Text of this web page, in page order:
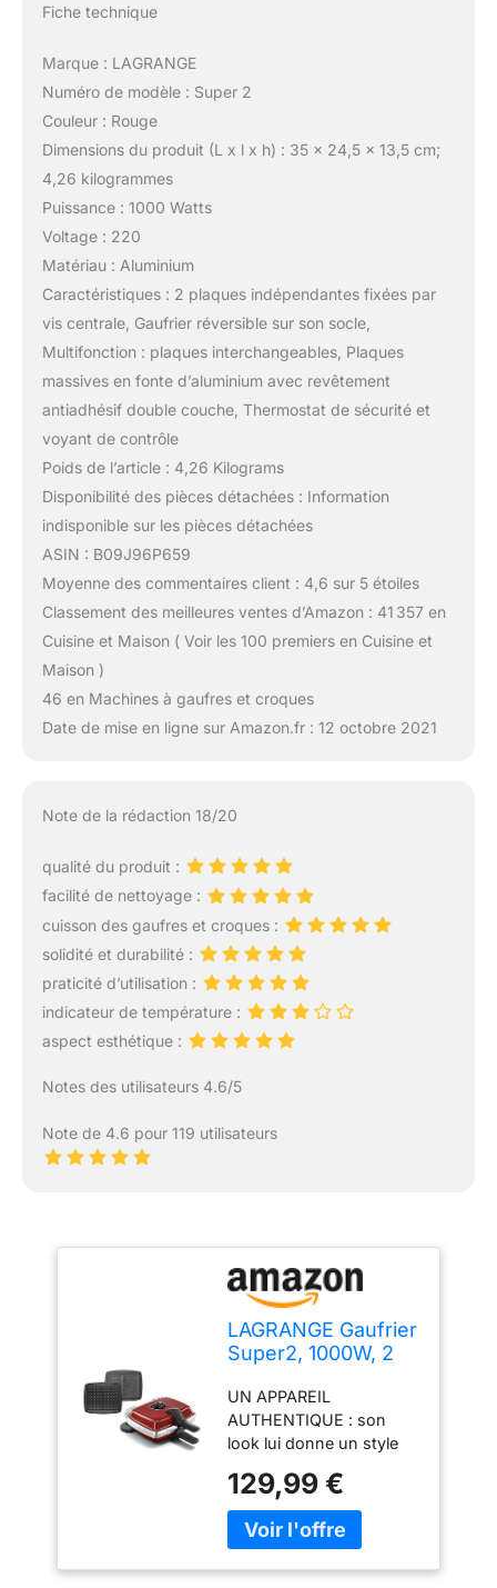
Fiche technique
Marque : LAGRANGE
Numéro de modèle : Super 2
Couleur : Rouge
Dimensions du produit (L x l x h) : 35 x 24,5 x 13,5 cm;
4,26 kilogrammes
Puissance : 1000 Watts
Voltage : 220
Matériau : Aluminium
Caractéristiques : 2 plaques indépendantes fixées par
vis centrale, Gaufrier réversible sur son socle,
Multifonction : plaques interchangeables, Plaques
massives en fonte d’aluminium avec revêtement
antiadhésif double couche, Thermostat de sécurité et
voyant de contrôle
Poids de l’article : 4,26 Kilograms
Disponibilité des pièces détachées : Information
indisponible sur les pièces détachées
ASIN : B09J96P659
Moyenne des commentaires client : 4,6 sur 5 étoiles
Classement des meilleures ventes d’Amazon : 41 357 en
Cuisine et Maison ( Voir les 100 premiers en Cuisine et
Maison )
46 en Machines à gaufres et croques
Date de mise en ligne sur Amazon.fr : 12 octobre 2021
Note de la rédaction 18/20
qualité du produit :
facilité de nettoyage :
cuisson des gaufres et croques :
solidité et durabilité :
praticité d’utilisation :
indicateur de température :
aspect esthétique :
Notes des utilisateurs 4.6/5
Note de 4.6 pour 119 utilisateurs
LAGRANGE Gaufrier
Super2, 1000W, 2
inclus (Gaufre &
Croque-Monsieur),
Fabriqué en France,
Réversible sur son
socle, Plaques
amovibles,
Multifonction,
Nettoyage sans
UN APPAREIL
AUTHENTIQUE : son
look lui donne un style
HOMOGENE : appareil
réversible sur socle pour
une bonne répartition de
129,99 €